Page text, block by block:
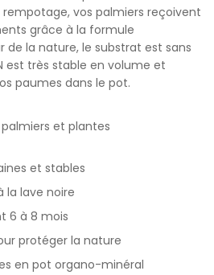
vos palmiers reçoivent
grâce à la formule
de la nature, le substrat est sans
est très stable en volume et
paumes dans le pot.
et plantes
et stables
la lave noire
6 à 8 mois
protéger la nature
en pot organo-minéral